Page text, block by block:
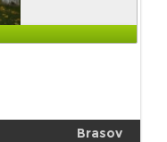
Brasov